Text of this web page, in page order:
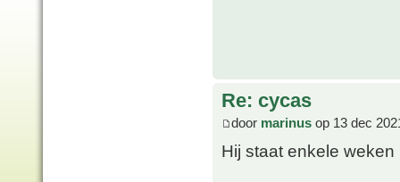
Re: cycas
door marinus op 13 dec
Hij staat enkele